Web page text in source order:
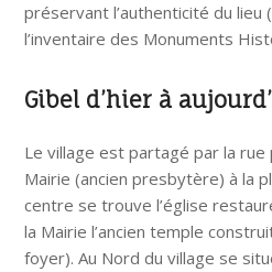
préservant l’authenticité du lieu
l’inventaire des Monuments
Gibel d’hier à
Le village est partagé par la rue
Mairie (ancien presbytère) à la
centre se trouve l’église
la Mairie l’ancien temple
foyer). Au Nord du village se